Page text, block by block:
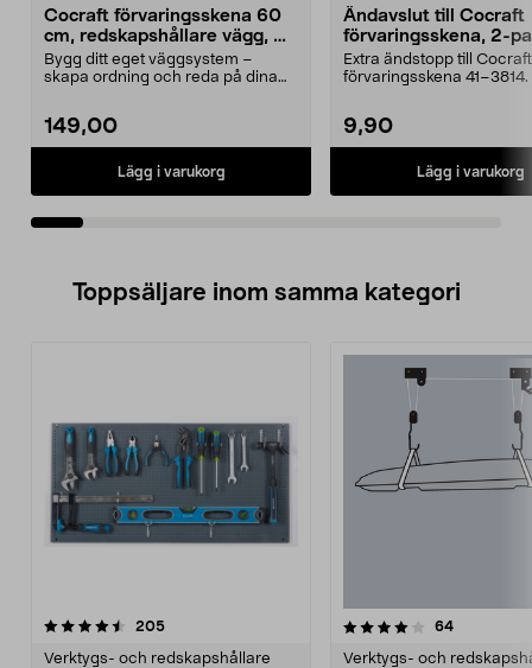
Cocraft förvaringsskena 60
cm, redskapshållare vägg, 2-
pack
Bygg ditt eget väggsystem –
skapa ordning och reda på dina
149,00
Lägg i varukorg
Ändavslut till Cocraft
förvaringsskena, 2-
Extra ändstopp till Cocraft
förvaringsskena
9,90
Lägg i varukorg
Toppsäljare inom samma kategori
205recensioner
Verktygs- och redskapshållare
4.0 av 5 stjärnor 64recensioner
Verktygs- och
4.5 av 5 stjärnor